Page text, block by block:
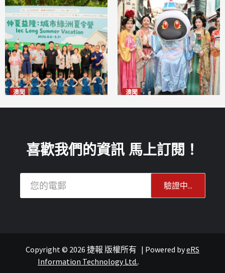
澳聞
2026-08-09
澳聞
澳聞
喜歡我們的資訊 馬上訂閱！
Copyright © 2026 捷報 版權所有 | Powered byeRS
Information Technology Ltd..